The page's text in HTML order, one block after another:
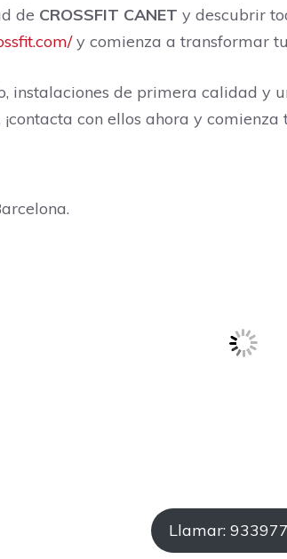
de CROSSFIT CANET y descubrir
y comienza a transformar
instalaciones de primera calidad y
con ellos ahora y
Llamar: